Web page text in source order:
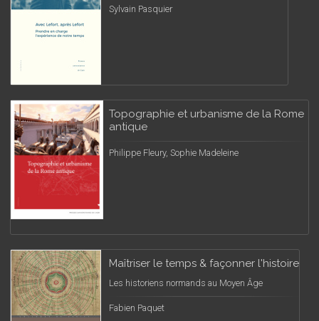
Sylvain Pasquier
Topographie et urbanisme de la Rome
antique
Philippe Fleury, Sophie Madeleine
Maîtriser le temps & façonner l'histoire
Les historiens normands au Moyen Âge
Fabien Paquet